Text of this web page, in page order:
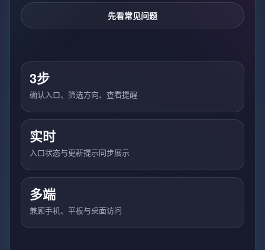
先看常见问题
3步
确认入口、筛选方向、查看提醒
实时
入口状态与更新提示同步展示
多端
兼顾手机、平板与桌面访问